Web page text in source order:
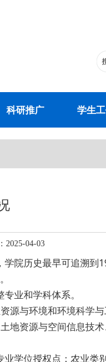
科研推广 学生
04-03
院历史最早可追溯到
业和学科体系。
与环境和环境科学与
地资源与空间信息技
学位授权点；农业类